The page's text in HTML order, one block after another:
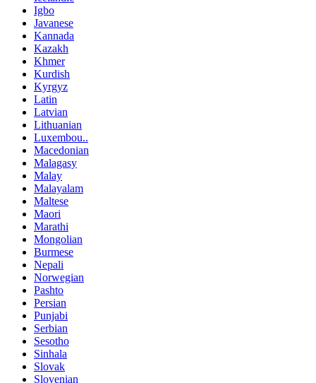
Igbo
Javanese
Kannada
Kazakh
Khmer
Kurdish
Kyrgyz
Latin
Latvian
Lithuanian
Luxembou..
Macedonian
Malagasy
Malay
Malayalam
Maltese
Maori
Marathi
Mongolian
Burmese
Nepali
Norwegian
Pashto
Persian
Punjabi
Serbian
Sesotho
Sinhala
Slovak
Slovenian